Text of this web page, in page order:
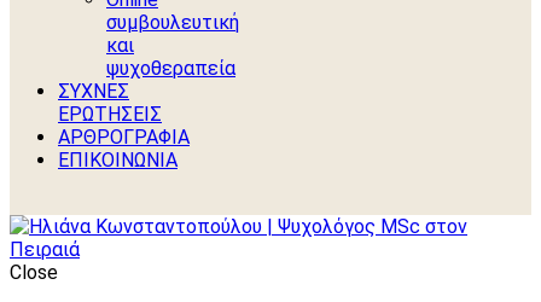
συμβουλευτική
και
ψυχοθεραπεία
ΣΥΧΝΕΣ
ΕΡΩΤΗΣΕΙΣ
ΑΡΘΡΟΓΡΑΦΙΑ
ΕΠΙΚΟΙΝΩΝΙΑ
Close